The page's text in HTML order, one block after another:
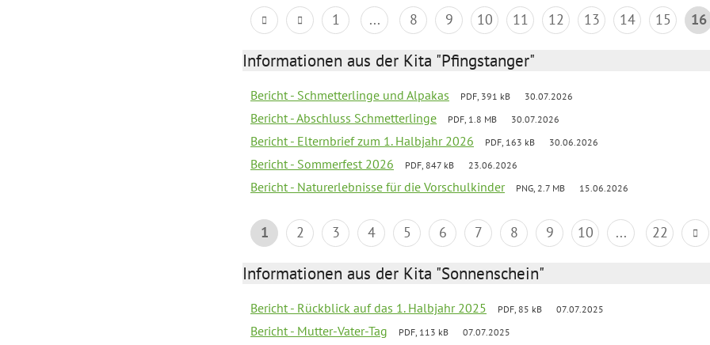
1 ... 8 9 10 11 12 13 14 15 16
Informationen aus der Kita "Pfingstanger"
Bericht - Schmetterlinge und Alpakas PDF, 391 kB 30.07.2026
Bericht - Abschluss Schmetterlinge PDF, 1.8 MB 30.07.2026
Bericht - Elternbrief zum 1. Halbjahr 2026 PDF, 163 kB 30.06.2026
Bericht - Sommerfest 2026 PDF, 847 kB 23.06.2026
Bericht - Naturerlebnisse für die Vorschulkinder PNG, 2.7 MB 15.06.2026
1 2 3 4 5 6 7 8 9 10 ... 22
Informationen aus der Kita "Sonnenschein"
Bericht - Rückblick auf das 1. Halbjahr 2025 PDF, 85 kB 07.07.2025
Bericht - Mutter-Vater-Tag PDF, 113 kB 07.07.2025